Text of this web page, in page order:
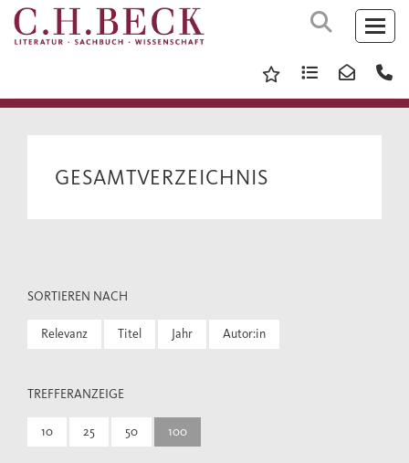
GESAMTVERZEICHNIS
SORTIEREN NACH
Relevanz Titel Jahr Autor:in
TREFFERANZEIGE
10 25 50 100